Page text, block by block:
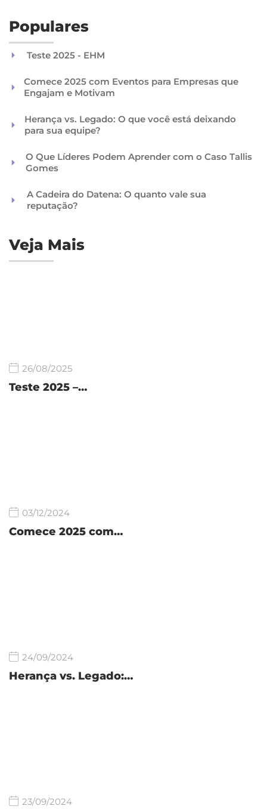
Populares
Teste 2025 - EHM
Comece 2025 com Eventos para Empresas que
Engajam e Motivam
Herança vs. Legado: O que você está deixando
para sua equipe?
O Que Líderes Podem Aprender com o Caso Tallis
Gomes
A Cadeira do Datena: O quanto vale sua
reputação?
Veja Mais
26/08/2025
Teste 2025 –…
03/12/2024
Comece 2025 com…
24/09/2024
Herança vs. Legado:…
23/09/2024